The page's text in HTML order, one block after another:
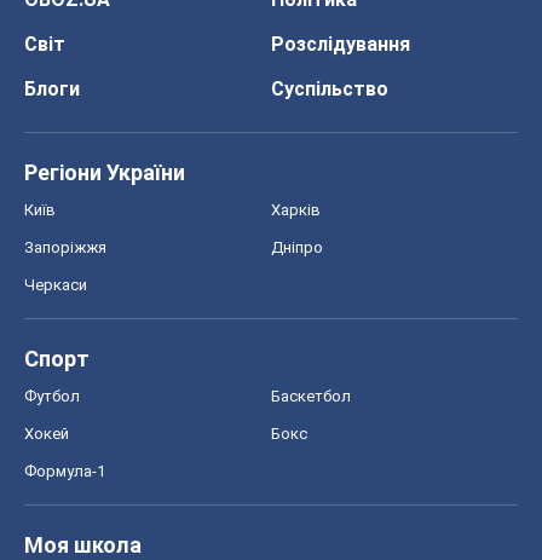
Світ
Розслідування
Блоги
Суспільство
Регіони України
Київ Харків
Запоріжжя Дніпро
Черкаси
Спорт
Футбол Баскетбол
Хокей Бокс
Формула-1
Моя школа